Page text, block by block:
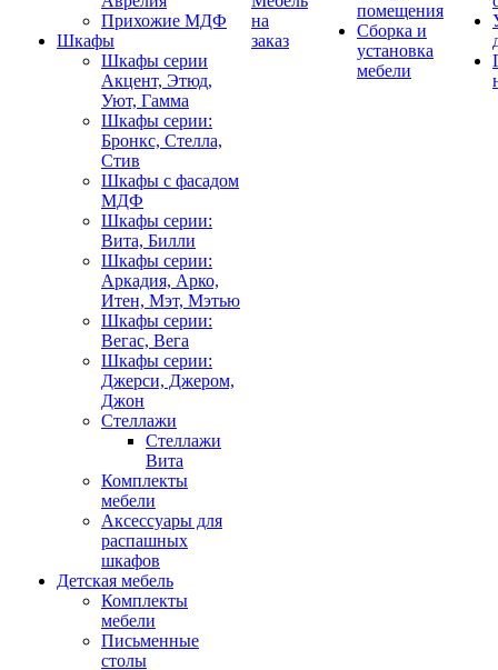
Прихожие МДФ
Шкафы
Шкафы серии
Акцент, Этюд,
Уют, Гамма
Шкафы серии:
Бронкс, Стелла,
Стив
Шкафы с фасадом
МДФ
Шкафы серии:
Вита, Билли
Шкафы серии:
Аркадия, Арко,
Итен, Мэт, Мэтью
Шкафы серии:
Вегас, Вега
Шкафы серии:
Джерси, Джером,
Джон
Стеллажи
Стеллажи
Вита
Комплекты
мебели
Аксессуары для
распашных
шкафов
Детская мебель
Комплекты
мебели
Письменные
столы
на
заказ
помещения
Сборка и
установка
мебели